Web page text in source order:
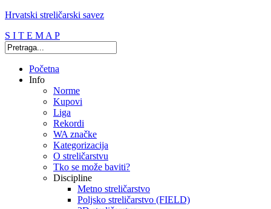
Hrvatski streličarski savez
S I T E M A P
Početna
Info
Norme
Kupovi
Liga
Rekordi
WA značke
Kategorizacija
O streličarstvu
Tko se može baviti?
Discipline
Metno streličarstvo
Poljsko streličarstvo (FIELD)